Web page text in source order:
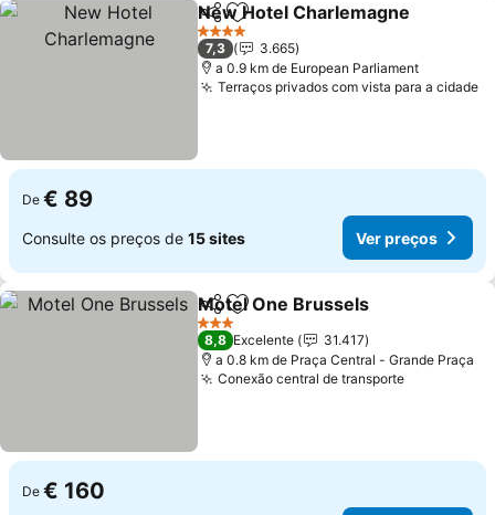
PartilharAdicionar aos favoritos
New Hotel Charlemagne
4 Estrelas
7,3
3.665
a 0.9 km de European Parliament
Terraços privados com vista para a cidade
De € 89
Consulte os preços de 15 sites Ver preços
PartilharAdicionar aos favoritos
Motel One Brussels
3 Estrelas
8,8 Excelente
31.417
a 0.8 km de Praça Central - Grande Praça
Conexão central de transporteVer preços
De € 160